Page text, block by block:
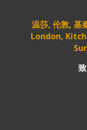
温莎, 伦敦, 基
London,